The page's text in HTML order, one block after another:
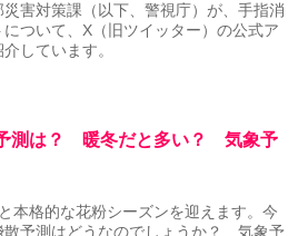
害対策課（以下、警視庁）が、手指消
ついて、X（旧ツイッター）の公式ア
しています。
測は？ 暖冬だと多い？ 気象予
本格的な花粉シーズンを迎えます。今
散予測はどうなのでしょうか？ 気象予